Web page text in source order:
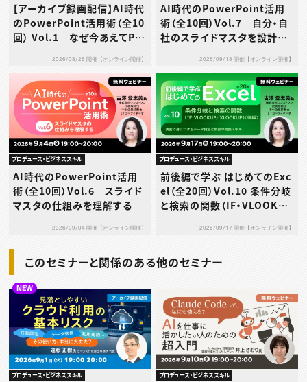
【アーカイブ録画配信】AI時代
のPowerPoint活用術（全10
回） Vol.1 なぜ今あえてPo
2026/08/26 開催【オンライン開催】
AI時代のPowerPoint活用
術（全10回）Vol.7 自分・自
社のスライドマスタを設計す
2026/09/18 開催【オンライン開催】
プロデュース・ビジネススキル
AI時代のPowerPoint活用
術（全10回）Vol.6 スライド
マスタの仕組みを理解する
2026/09/04 開催【オンライン開催】
プロデュース・ビジネススキル
前後編で学ぶ はじめてのExc
el（全20回）Vol.10 条件分岐
と検索の関数（IF・VLOOKUP
で身につけるデータ判定と集
2026/09/17 開催【オンライン開催】
このセミナーと関係のある他のセミナー
NEW
プロデュース・ビジネススキル プロデュース・ビジネススキル